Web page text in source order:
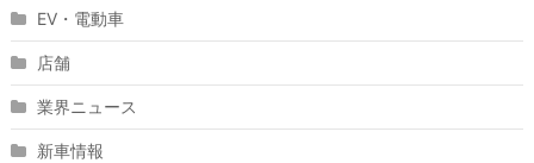
EV・電動車
店舗
業界ニュース
新車情報